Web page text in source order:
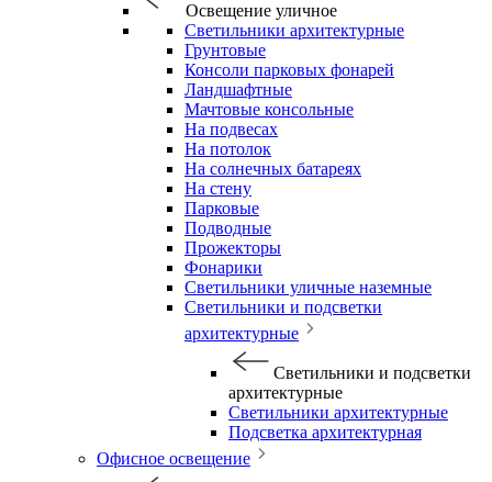
Освещение уличное
Светильники архитектурные
Грунтовые
Консоли парковых фонарей
Ландшафтные
Мачтовые консольные
На подвесах
На потолок
На солнечных батареях
На стену
Парковые
Подводные
Прожекторы
Фонарики
Светильники уличные наземные
Светильники и подсветки
архитектурные
Светильники и подсветки
архитектурные
Светильники архитектурные
Подсветка архитектурная
Офисное освещение